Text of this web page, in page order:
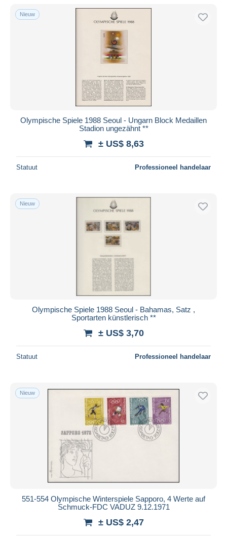
Alleen met korting
Gratis levering
Mastercard
iDeal
Woonplaats van de verkoper
Toepassen
Nieuw
Olympische Spiele 1988 Seoul - Ungarn Block Medaillen
Stadion ungezähnt **
± US$ 8,63
Statuut Professioneel handelaar
Nieuw
Olympische Spiele 1988 Seoul - Bahamas, Satz ,
Sportarten künstlerisch **
± US$ 3,70
Statuut Professioneel handelaar
Nieuw
551-554 Olympische Winterspiele Sapporo, 4 Werte auf
Schmuck-FDC VADUZ 9.12.1971
± US$ 2,47